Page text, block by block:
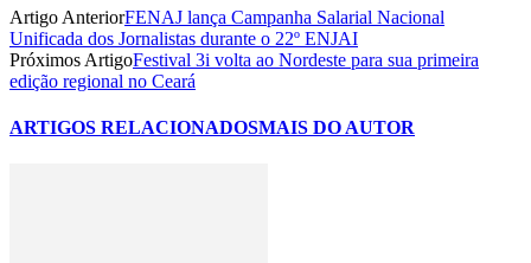
Artigo AnteriorFENAJ lança Campanha Salarial Nacional
Unificada dos Jornalistas durante o 22º ENJAI
Próximos ArtigoFestival 3i volta ao Nordeste para sua primeira
edição regional no Ceará
ARTIGOS RELACIONADOSMAIS DO AUTOR